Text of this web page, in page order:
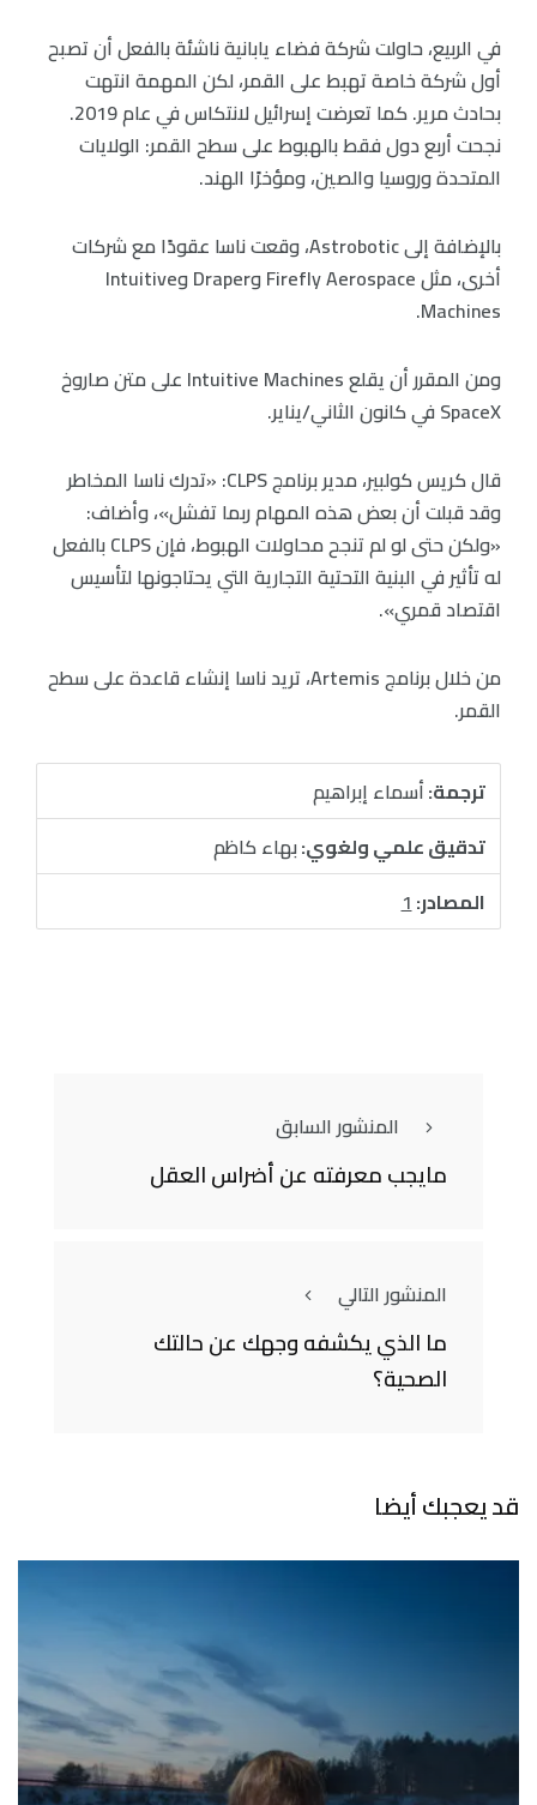
في الربيع، حاولت شركة فضاء يابانية ناشئة بالفعل أن تصبح
أول شركة خاصة تهبط على القمر، لكن المهمة انتهت
بحادث مرير. كما تعرضت إسرائيل لانتكاس في عام 2019.
نجحت أربع دول فقط بالهبوط على سطح القمر: الولايات
المتحدة وروسيا والصين، ومؤخرًا الهند.
بالإضافة إلى Astrobotic، وقعت ناسا عقودًا مع شركات
أخرى، مثل Firefly Aerospace وDraper وIntuitive
Machines.
ومن المقرر أن يقلع Intuitive Machines على متن صاروخ
SpaceX في كانون الثاني/يناير.
قال كريس كولبير، مدير برنامج CLPS: «تدرك ناسا المخاطر
وقد قبلت أن بعض هذه المهام ربما تفشل»، وأضاف:
«ولكن حتى لو لم تنجح محاولات الهبوط، فإن CLPS بالفعل
له تأثير في البنية التحتية التجارية التي يحتاجونها لتأسيس
اقتصاد قمري».
من خلال برنامج Artemis، تريد ناسا إنشاء قاعدة على سطح
القمر.
ترجمة:أسماء إبراهيم
تدقيق علمي ولغوي:بهاء كاظم
المصادر:1
المنشور السابق
مايجب معرفته عن أضراس العقل
المنشور التالي
ما الذي يكشفه وجهك عن حالتك
الصحية؟
قد يعجبك أيضا